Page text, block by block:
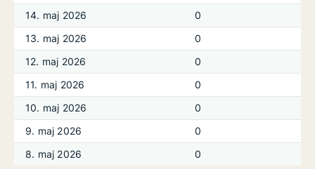
14. maj 2026
0
13. maj 2026
0
12. maj 2026
0
11. maj 2026
0
10. maj 2026
0
9. maj 2026
0
8. maj 2026
0